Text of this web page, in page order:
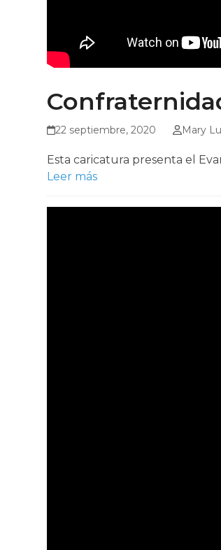
22 septiembre, 2020 Mary
Esta caricatura presenta el
Leer más